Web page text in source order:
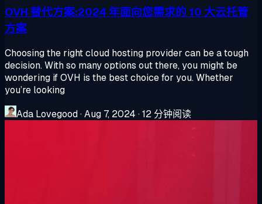
OVH 替代方案:2024 年面向您需求的 10 大云托管
方案
Choosing the right cloud hosting provider can be a tough
decision. With so many options out there, you might be
wondering if OVH is the best choice for you. Whether
you’re looking
Ada Lovegood·Aug 7, 2024 ·12 分钟阅读